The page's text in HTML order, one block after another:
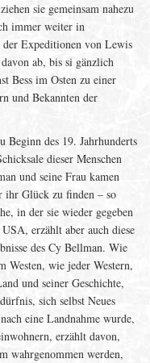
sie gemeinsam nahezu
immer weiter in
der Expeditionen von Lewis
ab, bis si gänzlich
Bess im Osten zu einer
und Bekannten der
Beginn des 19. Jahrhunderts
dieser Menschen
und seine Frau kamen
ihr Glück zu finden – so
in der sie wieder gegeben
erzählt aber auch diese
des Cy Bellman. Wie
Westen, wie jeder Western,
und seiner Geschichte,
sich selbst Neues
eine Landnahme wurde,
erzählt davon,
wahrgenommen werden,